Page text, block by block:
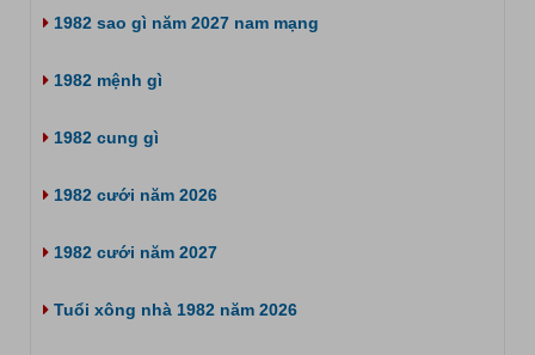
1982 sao gì năm 2027 nam mạng
1982 mệnh gì
1982 cung gì
1982 cưới năm 2026
1982 cưới năm 2027
Tuổi xông nhà 1982 năm 2026